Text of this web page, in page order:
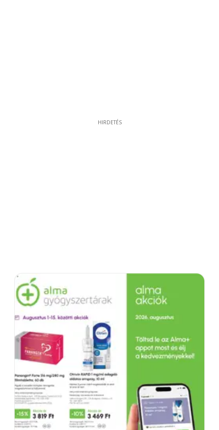
HIRDETÉS